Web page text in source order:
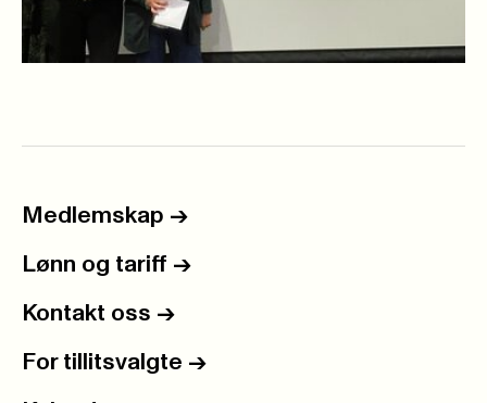
Medlemskap ->
Lønn og tariff ->
Kontakt oss ->
For tillitsvalgte ->